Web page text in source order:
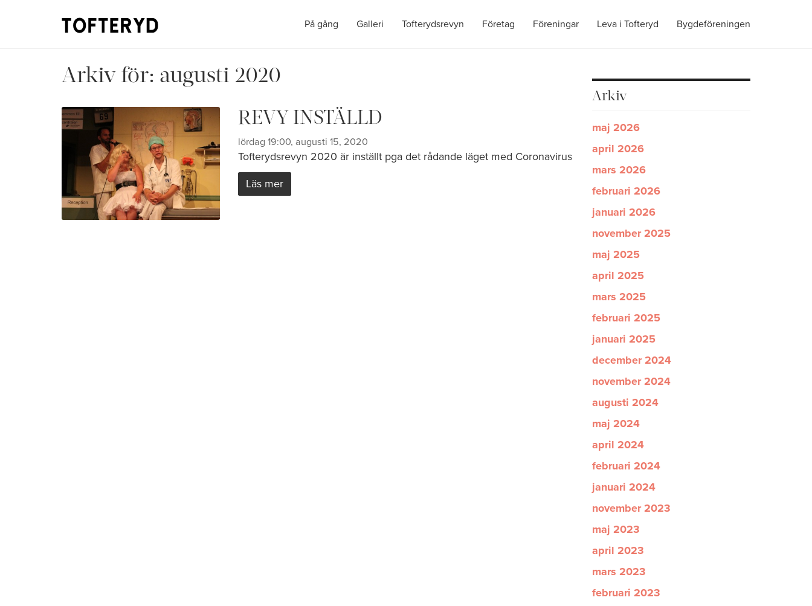
På gång Galleri Tofterydsrevyn Företag Föreningar Leva i Tofteryd Bygdeföreningen
Arkiv för: augusti 2020
REVY INSTÄLLD
lördag 19:00, augusti 15, 2020
Tofterydsrevyn 2020 är inställt pga det rådande läget med Coronavirus
Läs mer
Arkiv
maj 2026
april 2026
mars 2026
februari 2026
januari 2026
november 2025
maj 2025
april 2025
mars 2025
februari 2025
januari 2025
december 2024
november 2024
augusti 2024
maj 2024
april 2024
februari 2024
januari 2024
november 2023
maj 2023
april 2023
mars 2023
februari 2023